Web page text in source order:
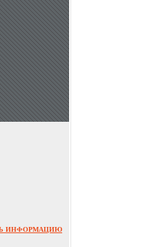
ИНФОРМАЦИЮ